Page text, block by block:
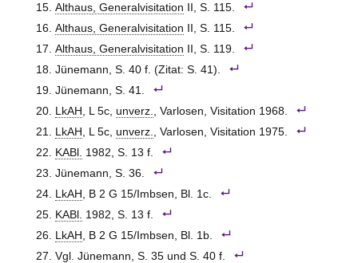
Althaus, Generalvisitation II, S. 115.
Althaus, Generalvisitation II, S. 115.
Althaus, Generalvisitation II, S. 119.
Jünemann, S. 40 f. (Zitat: S. 41).
Jünemann, S. 41.
LkAH
, L 5c, unverz.
, Varlosen, Visitation 1968.
LkAH
, L 5c, unverz.
, Varlosen, Visitation 1975.
KABl.
1982, S. 13 f.
Jünemann, S. 36.
LkAH
, B 2 G 15/Imbsen, Bl. 1c.
KABl.
1982, S. 13 f.
LkAH
, B 2 G 15/Imbsen, Bl. 1b.
Vgl. Jünemann, S. 35 und S. 40 f.